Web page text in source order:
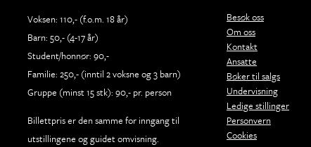
Voksen: 110,- (f.o.m. 18 år)
Barn: 50,- (4-17 år)
Student/honnør: 90,-
Familie: 250,- (inntil 2 voksne og 3 barn)
Gruppe (minst 15 stk): 90,- pr. person
Billettpris er den samme for inngang til
utstillingene og guidet omvisning.
Besøk oss
Om oss
Kontakt
Ansatte
Bøker til salgs
Undervisning
Ledige stillinger
Personvern
Cookies